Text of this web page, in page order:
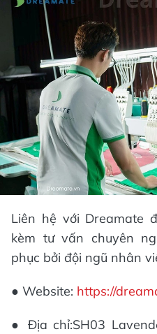
Liên hệ với Dreamate
kèm tư vấn chuyên
phục bởi đội ngũ nhân
● Website: https://
● Địa chỉ:SH03